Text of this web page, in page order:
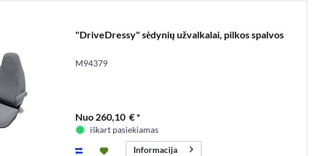
"DriveDressy" sėdynių užvalkalai, pilkos spalvos
M94379
Nuo 260,10 € *
iškart pasiekiamas
Informacija